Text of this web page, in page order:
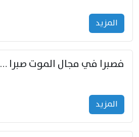
المزید
المزید